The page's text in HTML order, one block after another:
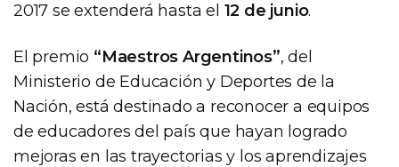
2017 se extenderá hasta el 12 de junio.
El premio “Maestros Argentinos”, del
Ministerio de Educación y Deportes de la
Nación, está destinado a reconocer a equipos
de educadores del país que hayan logrado
mejoras en las trayectorias y los aprendizajes